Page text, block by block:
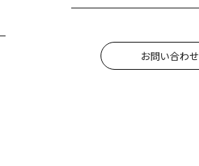
お問い合わせ